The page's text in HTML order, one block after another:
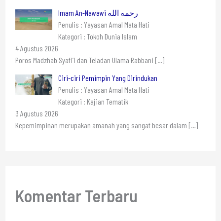
Imam An-Nawawi رحمه الله
Penulis : Yayasan Amal Mata Hati
Kategori : Tokoh Dunia Islam
4 Agustus 2026
Poros Madzhab Syafi’i dan Teladan Ulama Rabbani […]
Ciri-ciri Pemimpin Yang Dirindukan
Penulis : Yayasan Amal Mata Hati
Kategori : Kajian Tematik
3 Agustus 2026
Kepemimpinan merupakan amanah yang sangat besar dalam […]
Komentar Terbaru